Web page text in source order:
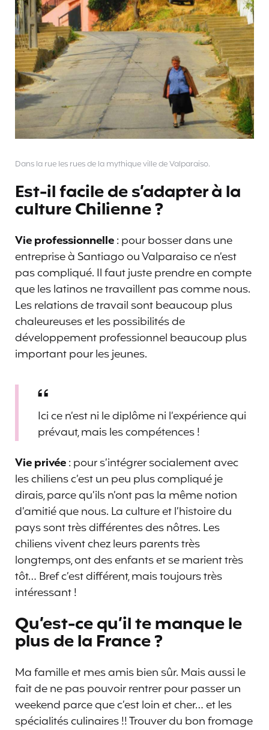
Dans la rue les rues de la mythique ville de Valparaiso.
Est-il facile de s’adapter à la
culture Chilienne ?
Vie professionnelle: pour bosser dans une
entreprise à Santiago ou Valparaiso ce n’est
pas compliqué. Il faut juste prendre en compte
que les latinos ne travaillent pas comme nous.
Les relations de travail sont beaucoup plus
chaleureuses et les possibilités de
développement professionnel beaucoup plus
important pour les jeunes.
Ici ce n’est ni le diplôme ni l’expérience qui
prévaut, mais les compétences !
Vie privée: pour s’intégrer socialement avec
les chiliens c’est un peu plus compliqué je
dirais, parce qu’ils n’ont pas la même notion
d’amitié que nous. La culture et l’histoire du
pays sont très différentes des nôtres. Les
chiliens vivent chez leurs parents très
longtemps, ont des enfants et se marient très
tôt… Bref c’est différent, mais toujours très
intéressant !
Qu’est-ce qu’il te manque le
plus de la France ?
Ma famille et mes amis bien sûr. Mais aussi le
fait de ne pas pouvoir rentrer pour passer un
weekend parce que c’est loin et cher… et les
spécialités culinaires !! Trouver du bon fromage